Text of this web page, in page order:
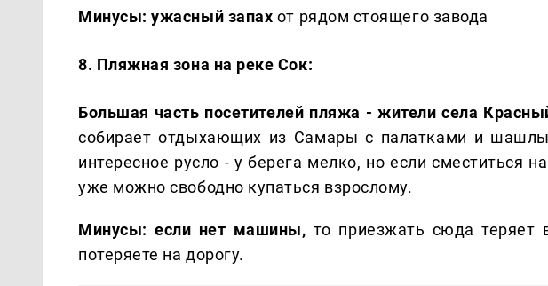
Минусы: ужасный запах от рядом стоящего завода
8. Пляжная зона на реке Сок:
Большая часть посетителей пляжа - жители села
собирает отдыхающих из Самары с палатками и
интересное русло - у берега мелко, но если сместиться
уже можно свободно купаться взрослому.
Минусы: если нет машины, то приезжать сюда теряет
потеряете на дорогу.